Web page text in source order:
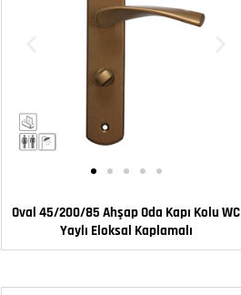
Oval 45/200/85 Ahşap Oda Kapı Kolu WC
Yaylı Eloksal Kaplamalı